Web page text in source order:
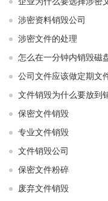
涉密资料销毁公司
涉密文件的处理
怎么在一分钟内销毁磁
公司文件应该做定期文
文件销毁为什么要放到
保密文件销毁
专业文件销毁
文件销毁公司
保密文件粉碎
废弃文件销毁